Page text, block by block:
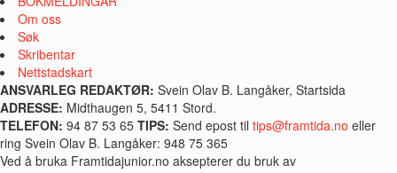
Om oss
Søk
Skribentar
Nettstadskart
ANSVARLEG REDAKTØR: Svein Olav B. Langåker, Startsida
ADRESSE: Midthaugen 5, 5411 Stord.
TELEFON: 94 87 53 65 TIPS: Send epost til tips@framtida.no eller
ring Svein Olav B. Langåker: 948 75 365
Ved å bruka Framtidajunior.no aksepterer du bruk av